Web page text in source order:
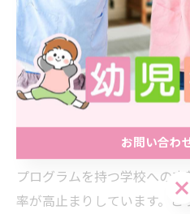
特に中央区は私立小学校が
区の有名校への出願が集中
なっています。また、受験情
格実績、保護者間での口コミ
例えば近年は、駅近で通学
プログラムを持つ学校への
率が高止まりしています。
お問い合わ
お問い合わ